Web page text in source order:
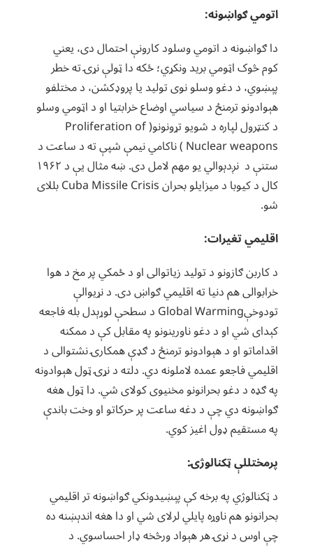
اتومي ګواښونه:
دا ګواښونه د اتومي وسلود کارونې احتمال دی، یعني
کوم څوک اټومي برید ونکړي؛ ځکه دا ټولې نړۍ ته خطر
پېښوي، د دغو وسلو نوی تولید یا پروډکشن، د مختلفو
هېوادونو تر‌منځ د سیاسي اوضاع خرابتيا او د اټومي وسلو
د کنټرول لپاره د شويو تړونونو( Proliferation of
Nuclear weapons ) ناکامي نیمې شپې ته د ساعت د
ستنې د نږدېوالي یو مهم لامل دی. ښه مثال یې د ۱۹۶۲
کال د کیوبا د میزایلو بحران Cuba Missile Crisis بللای
شو.
اقلیمي تغیرات:
د کاربن ګازونو د توليد زیاتوالی او د ځمکي پر مخ د هوا
خرابوالی هم دنیا ته اقلیمي ګواښ دی. د نړیوالې
تودوخېGlobal Warming د سطحې لوړېدل بله فاجعه
کېدای شي او د دغو ناورینونو په مقابل کې د ممکنه
اقداماتو او د هېوادونو ترمنځ د ګډې همکارۍ نشتوالی د
اقلیمي فاجعو عمده لاملونه دي. دلته د نړۍ ټول هېوادونه
په ګډه د دغو بحرانونو مخنیوی کولای شي. دا ټول هغه
ګواښونه دي چې د دغه ساعت پر حرکاتو او وخت باندې
په مستقیم ډول اغیز کوي.
پرمختللې ټکنالوژۍ:
د ټکنالوژي په برخه کې پېښیدونکي ګواښونه تر اقلیمي
بحرانونو هم ناوړه پایلي لرلای شي او دا هغه اندېښنه ده
چې اوس د نړۍ هر هېواد ورڅخه ډار احساسوي. د